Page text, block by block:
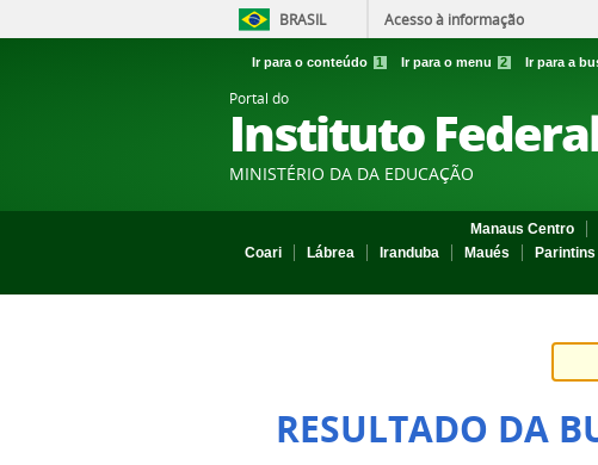
BRASIL Acesso à informação
Ir para o conteúdo 1 Ir para o menu 2 Ir para a
Portal do
Instituto
MINISTÉRIO DA DA EDUCAÇÃO
Manaus Centro
Coari
Lábrea Iranduba Maués Parintins
RESULTADO DA